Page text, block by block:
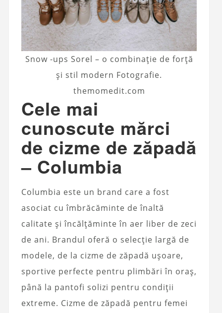
Snow -ups Sorel – o combinație de forță
și stil modern Fotografie.
themomedit.com
Cele mai
cunoscute mărci
de cizme de zăpadă
– Columbia
Columbia este un brand care a fost
asociat cu îmbrăcăminte de înaltă
calitate și încălțăminte în aer liber de zeci
de ani. Brandul oferă o selecție largă de
modele, de la cizme de zăpadă ușoare,
sportive perfecte pentru plimbări în oraș,
până la pantofi solizi pentru condiții
extreme. Cizme de zăpadă pentru femei